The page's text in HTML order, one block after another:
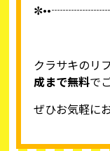
クラサキのリ
成まで無料で
ぜひお気軽に